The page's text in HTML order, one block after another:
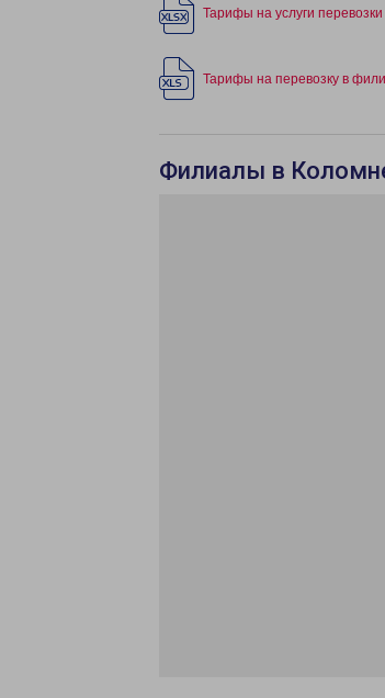
Тарифы на услуги перевозки
Тарифы на перевозку в
Филиалы в